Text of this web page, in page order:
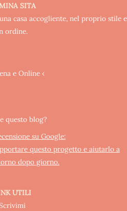
SITA
casa accogliente, nel proprio stile e
ordine.
e Online ‹
questo blog?
su Google:
questo progetto e aiutarlo a
dopo giorno.
UTILI
Scrivimi